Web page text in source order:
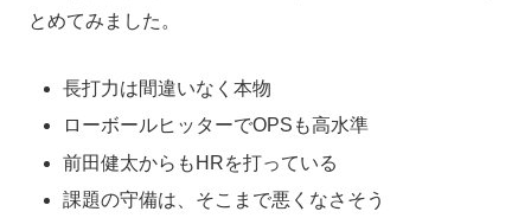
とめてみました。
長打力は間違いなく本物
ローボールヒッターでOPSも高水準
前田健太からもHRを打っている
課題の守備は、そこまで悪くなさそう